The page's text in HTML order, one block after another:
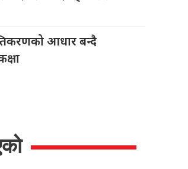
आधार बन्दै